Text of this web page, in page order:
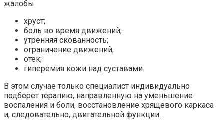
жалобы:
хруст;
боль во время движений;
утренняя скованность;
ограничение движений;
отек;
гиперемия кожи над суставами.
В этом случае только специалист индивидуально
подберет терапию, направленную на уменьшение
воспаления и боли, восстановление хрящевого каркаса
и, следовательно, двигательной функции.